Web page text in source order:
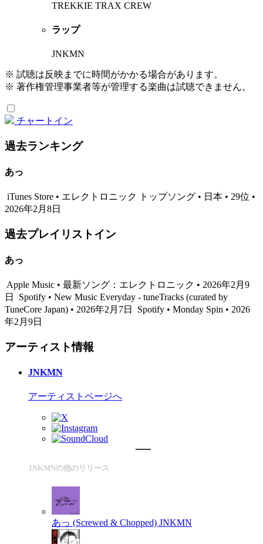
TREKKIE TRAX CREW
ラップ
JNKMN
※ 試聴は反映までに時間がかかる場合があります。
※ 著作権管理事業者等が管理する楽曲は試聴できません。
チャートイン
過去ランキング
あっ
iTunes Store • エレクトロニック トップソング • 日本 • 29位 •
2026年2月8日
過去プレイリストイン
あっ
Apple Music • 最新ソング：エレクトロニック • 2026年2月9
日
Spotify • New Music Everyday - tuneTracks (curated by
TuneCore Japan) • 2026年2月7日
Spotify • Monday Spin • 2026
年2月9日
アーティスト情報
JNKMN
アーティストページへ
JNKMNの他のリリース
あっ (Screwed & Chopped) JNKMN